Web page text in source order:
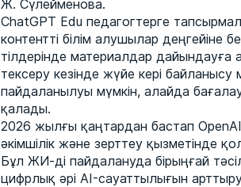
Ж. Сүлейменова.
ChatGPT Edu педагогтерге
контентті білім алушылар
тілдерінде материалдар
тексеру кезінде жүйе кері
пайдаланылуы мүмкін, алайда
қалады.
2026 жылғы қаңтардан бастап
әкімшілік және зерттеу қызметінде
Бұл ЖИ-ді пайдалануда бірыңғай
цифрлық әрі AI-сауаттылығын